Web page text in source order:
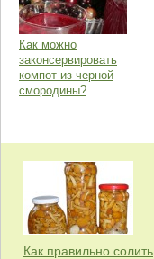
Как можно
законсервировать
компот из черной
смородины?
Как правильно солить